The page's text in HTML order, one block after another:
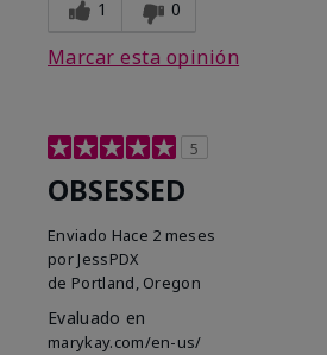
1 0
Marcar esta opinión
5
OBSESSED
Enviado Hace 2 meses
por JessPDX
de Portland, Oregon
Evaluado en
marykay.com/en-us/